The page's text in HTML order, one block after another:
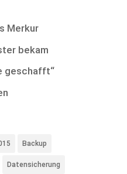
Merkur
bekam
geschafft“
Backup
Datensicherung